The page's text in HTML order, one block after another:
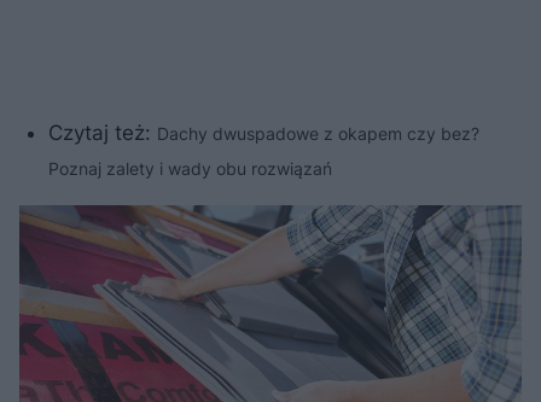
Czytaj też: Dachy dwuspadowe z okapem czy bez?
Poznaj zalety i wady obu rozwiązań